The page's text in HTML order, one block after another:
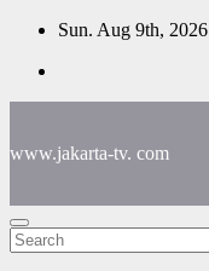
Skip
content
Sun. Aug 9th, 2026
www.jakarta-tv. com